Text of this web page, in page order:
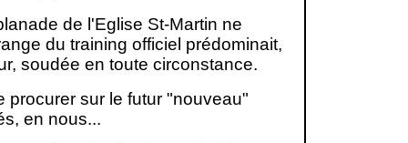
de l'Eglise St-Martin ne
du training officiel prédominait,
soudée en toute circonstance.
sur le futur "nouveau"
en nous...